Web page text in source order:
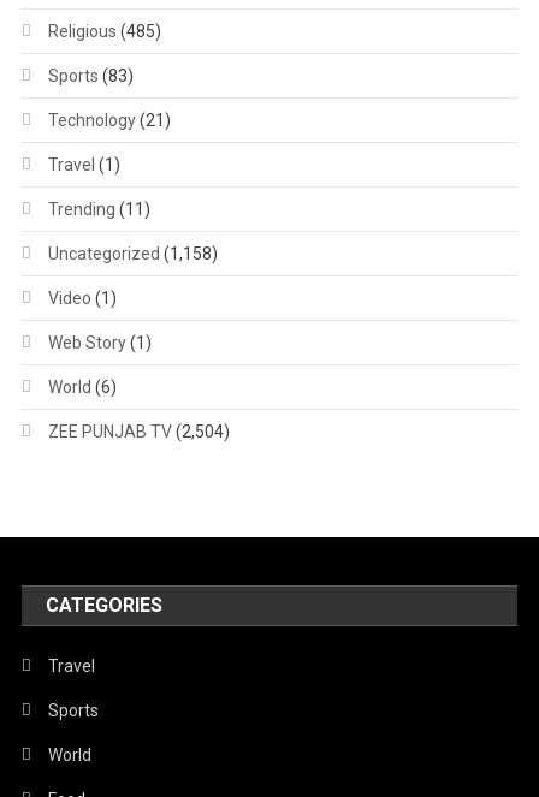
Religious (485)
Sports (83)
Technology(21)
Travel (1)
Trending (11)
Uncategorized (1,158)
Video (1)
Web Story(1)
World (6)
ZEE PUNJAB TV(2,504)
CATEGORIES
Travel
Sports
World